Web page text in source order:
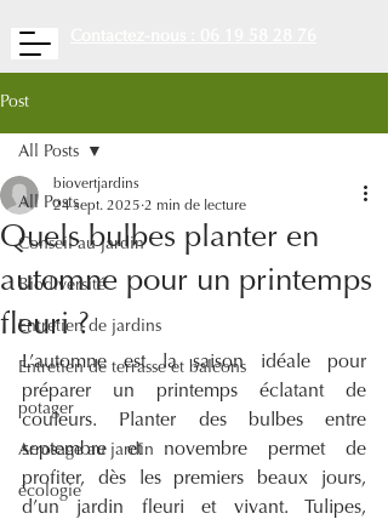
Post
All Posts
Conseil au jardin
Biodiversité
Entretien de jardins
Entretien de terrasse et balcons
potager
Arrosage au jardin
écologie
All Posts
Quels bulbes planter en
automne pour un printemps
fleuri ?
biovertjardins
24 sept. 2025 2 min de lecture
L’automne est la saison idéale pour
préparer un printemps éclatant de
couleurs. Planter des bulbes entre
septembre et novembre permet de
profiter, dès les premiers beaux jours,
d’un jardin fleuri et vivant. Tulipes,